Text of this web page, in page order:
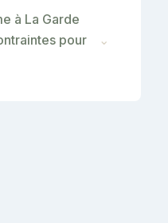
à La Garde
pour
⌄